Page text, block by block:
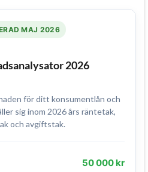
MAJ 2026
2026
för ditt konsumentlån och
sig inom 2026 års räntetak,
och avgiftstak.
50 000 kr